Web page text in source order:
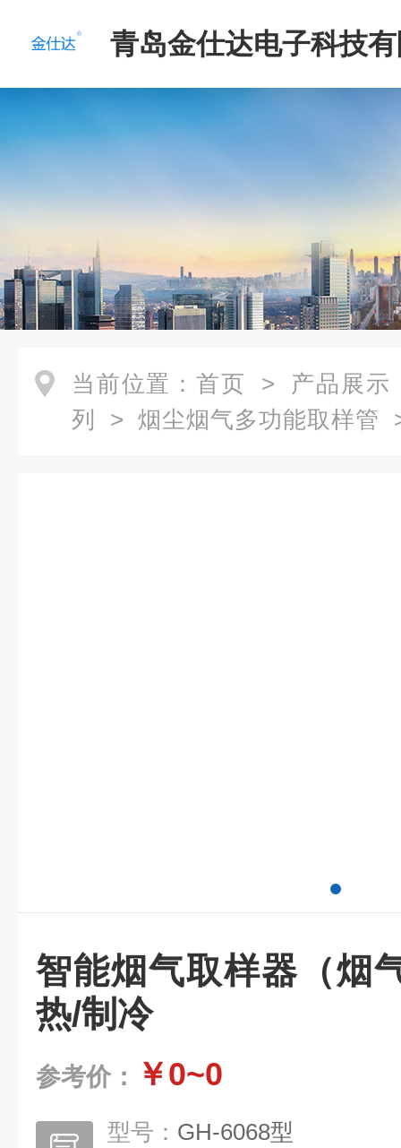
青岛金仕达电子科技
当前位置： 首页 > 产品展示
列
> 烟尘烟气多功能取样管
智能烟气取样器（烟
热/制冷
参考价： ￥0~0
型号： GH-6068型